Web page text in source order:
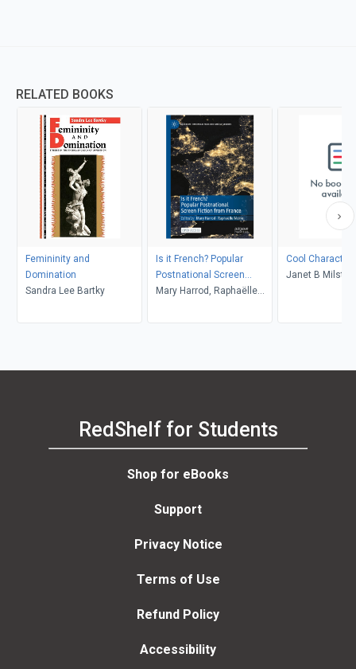
RELATED BOOKS
Femininity and
Domination
Sandra Lee Bartky
Is it French? Popular
Postnational Screen
Fiction from France
Mary Harrod, Raphaëlle
Cool
Janet B
RedShelf for Students
Shop for eBooks
Support
Privacy Notice
Terms of Use
Refund Policy
Accessibility